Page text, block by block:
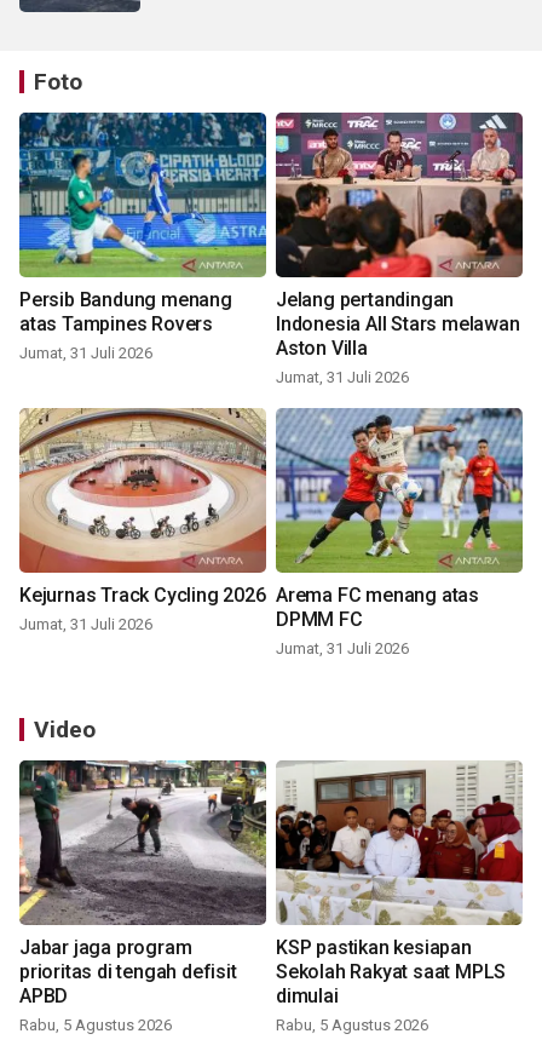
Foto
Persib Bandung menang
atas Tampines Rovers
Jumat, 31 Juli 2026
Jelang pertandingan
Indonesia All Stars melawan
Aston Villa
Jumat, 31 Juli 2026
Kejurnas Track Cycling 2026
Jumat, 31 Juli 2026
Arema FC menang atas
DPMM FC
Jumat, 31 Juli 2026
Video
Jabar jaga program
prioritas di tengah defisit
APBD
Rabu, 5 Agustus 2026
KSP pastikan kesiapan
Sekolah Rakyat saat MPLS
dimulai
Rabu, 5 Agustus 2026